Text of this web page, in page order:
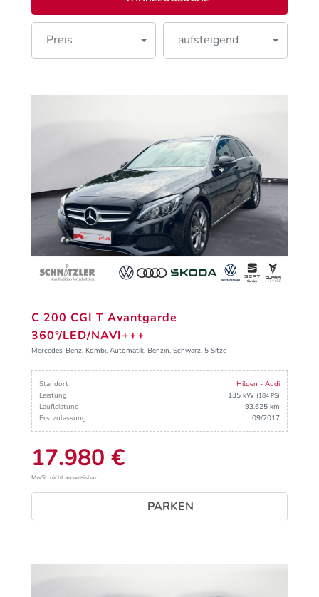
Preis aufsteigend
C 200 CGI T Avantgarde
360°/LED/NAVI+++
Mercedes-Benz, Kombi, Automatik, Benzin, Schwarz, 5 Sitze
Standort
Hilden - Audi
Leistung
135 kW (184 PS)
Laufleistung
93.625 km
Erstzulassung
09/2017
17.980 €
MwSt. nicht ausweisbar
PARKEN